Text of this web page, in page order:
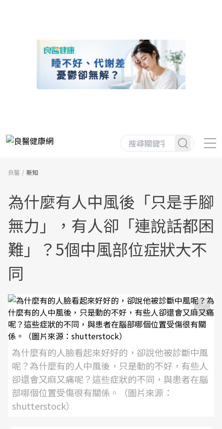
良醫 新知
為什麼有人中風後「只是手腳
無力」，有人卻「連說話都困
難」？5個中風部位症狀大不
同
為什麼有的人臉看起來好好的，卻說他被診斷中風
呢？為什麼有的人中風後，只是動的不好，有些人
卻還會又麻又痛呢？這些症狀的不同，與患者在腦
部哪個位置受傷很有關係。（圖片來源：
shutterstock）